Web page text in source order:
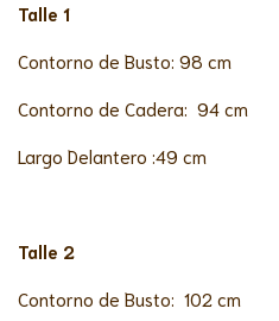
Talle 1
Contorno de Busto: 98 cm
Contorno de Cadera: 94 cm
Largo Delantero :49 cm
Talle 2
Contorno de Busto: 102 cm